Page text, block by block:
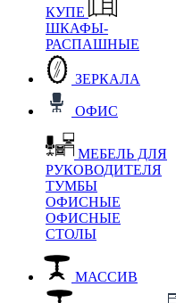
КУПЕ
ШКАФЫ-
РАСПАШНЫЕ
ЗЕРКАЛА
ОФИС
МЕБЕЛЬ ДЛЯ
РУКОВОДИТЕЛЯ
ТУМБЫ
ОФИСНЫЕ
ОФИСНЫЕ
СТОЛЫ
МАССИВ